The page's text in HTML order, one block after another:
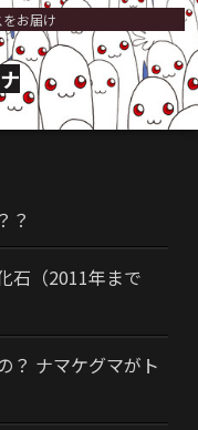
お届け
？
石（2011年まで
？ ナマケグマがト